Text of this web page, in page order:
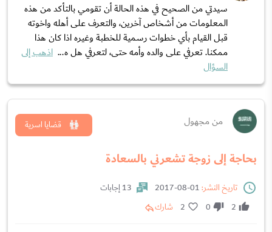
سيدتي من الصحيح في هذه الحالة أن تقومي بالتأكد من هذه
المعلومات من أشخاص آخرين، والتعرف على أهله واخوته
قبل القيام بأي خطوات رسمية للخطبة وغيره اذا كان هذا
ممكنا. تعرفي على والده وأمه حتى، لتعرفي هل ه... اذهب إلى
السؤال
من مجهول
بحاجة إلى زوجة تشعرني بالسعادة
قضايا اسرية
تاريخ النشر:
13 إجابات
2
0
2 شارك